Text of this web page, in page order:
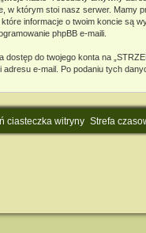
w którym stoi nasz serwer. Mamy
informacje o twoim koncie są
phpBB e-maili.
do twojego konta na
adresu e-mail. Po podaniu tych
Strefa
ciasteczka witryny